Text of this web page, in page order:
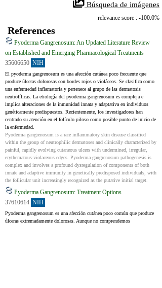
Búsqueda de imágenes
relevance score : -100.0%
References
Pyoderma Gangrenosum: An Updated Literature Review
on Established and Emerging Pharmacological Treatments
35606650 NIH
El pyoderma gangrenosum es una afección cutánea poco frecuente que
produce úlceras dolorosas con bordes rojos o violáceos. Se clasifica como
una enfermedad inflamatoria y pertenece al grupo de las dermatosis
neutrofílicas. La etiología del pyoderma gangrenosum es compleja e
implica alteraciones de la inmunidad innata y adaptativa en individuos
genéticamente predispuestos. Recientemente, los investigadores han
centrado su atención en el folículo piloso como posible punto de inicio de
la enfermedad.
Pyoderma gangrenosum is a rare inflammatory skin disease classified
within the group of neutrophilic dermatoses and clinically characterized by
painful, rapidly evolving cutaneous ulcers with undermined, irregular,
erythematous-violaceous edges. Pyoderma gangrenosum pathogenesis is
complex and involves a profound dysregulation of components of both
innate and adaptive immunity in genetically predisposed individuals, with
the follicular unit increasingly recognized as the putative initial target.
Pyoderma Gangrenosum: Treatment Options
37610614 NIH
Pyoderma gangrenosum es una afección cutánea poco común que produce
úlceras extremadamente dolorosas. Aunque no comprendemos